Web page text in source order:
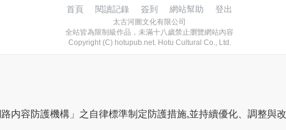
首頁 閱讀記錄 簽到 網站幫助 登出
太古河圖文化有限公司
全站皆為限制級作品，未滿十八歲禁止瀏覽網站內容
Copyright (C) hotupub.net. Hotu Cultural Co., Ltd.
内容防護機構」之自律標準制定防護措施,並持續優化、調整與改